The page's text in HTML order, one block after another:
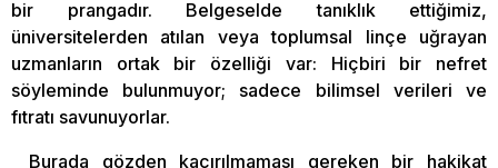
bir prangadır. Belgeselde tanıklık ettiğimiz,
üniversitelerden atılan veya toplumsal linçe uğrayan
uzmanların ortak bir özelliği var: Hiçbiri bir nefret
söyleminde bulunmuyor; sadece bilimsel verileri ve
fıtratı savunuyorlar.
Burada gözden kaçırılmaması gereken bir hakikat